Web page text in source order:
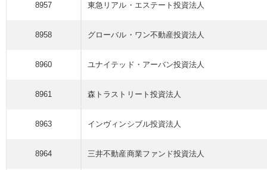
8957 東急リアル・エステート投資法人
8958 グローバル・ワン不動産投資法人
8960 ユナイテッド・アーバン投資法人
8961 森トラストリート 投資法人
8963 インヴィンシブル投資法人
8964 三井不動産商業ファンド投資法人